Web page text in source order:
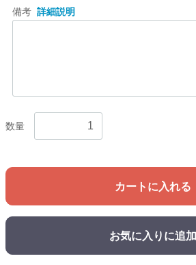
備考 詳細説明
数量
カートに入れる
お気に入りに追加